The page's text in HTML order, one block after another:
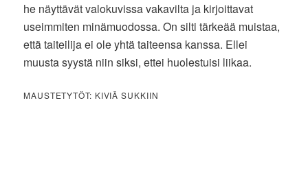
he näyttävät valokuvissa vakavilta ja kirjoittavat
useimmiten minämuodossa. On silti tärkeää muistaa,
että taiteilija ei ole yhtä taiteensa kanssa. Ellei
muusta syystä niin siksi, ettei huolestuisi liikaa.
MAUSTETYTÖT: KIVIÄ SUKKIIN